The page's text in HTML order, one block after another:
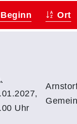
Beginn Ort
Uhr